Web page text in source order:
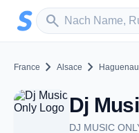
Zum Hauptinhalt springen
search
Sender suchen
France chevron_right Alsace chevron_right Haguenau